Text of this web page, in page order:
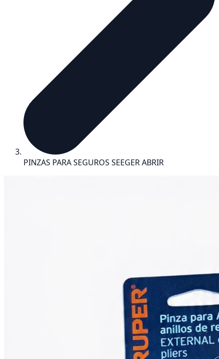
PINZAS PARA SEGUROS SEEGER ABRIR